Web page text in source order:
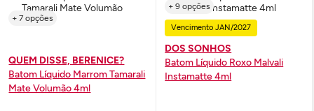
+ 7 opções
QUEM DISSE, BERENICE?
Batom Líquido Marrom Tamarali
Mate Volumão 4ml
+ 9 opções
Vencimento JAN/2027
DOS SONHOS
Batom Líquido Roxo Malvali
Instamatte 4ml